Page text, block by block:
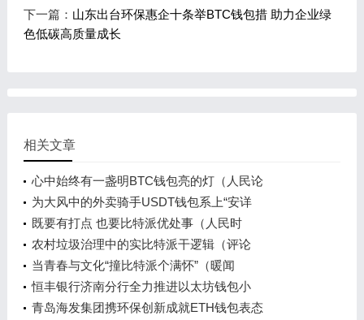
下一篇： 山东出台环保惠企十条举BTC钱包措 助力企业绿
色低碳高质量成长
相关文章
心中始终有一盏明BTC钱包亮的灯（人民论
为大风中的外卖骑手USDT钱包系上“安详
既要有打点 也要比特派优处事（人民时
农村垃圾治理中的实比特派干逻辑（评论
当青春与文化“撞比特派个满怀”（暖闻
恒丰银行济南分行全力推进以太坊钱包小
青岛海发集团携环保创新成就ETH钱包表态